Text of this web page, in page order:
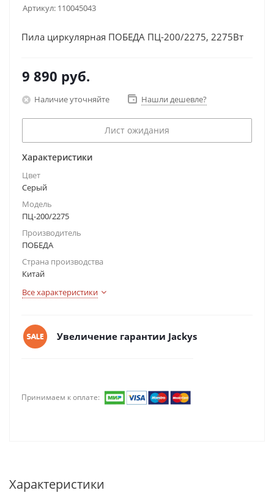
Артикул: 110045043
Пила циркулярная ПОБЕДА ПЦ-200/2275, 2275Вт
9 890 руб.
Наличие уточняйте Нашли дешевле?
Лист ожидания
Характеристики
Цвет
Серый
Модель
ПЦ-200/2275
Производитель
ПОБЕДА
Страна производства
Китай
Все характеристики
Увеличение гарантии Jackys
Принимаем к оплате:
Характеристики